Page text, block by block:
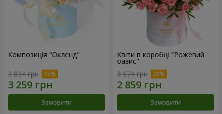
Композиція "Окленд"
3 834 грн
Замовити
Квіти в коробці "Рожевий
оазис"
3 574 грн
Замовити